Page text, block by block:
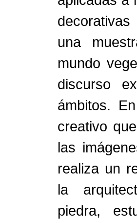
una
mundo
discurso
ámbitos.
creativo
las
realiza un
la
piedra,